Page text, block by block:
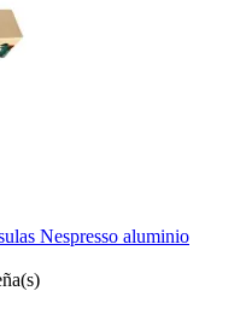
Nespresso aluminio